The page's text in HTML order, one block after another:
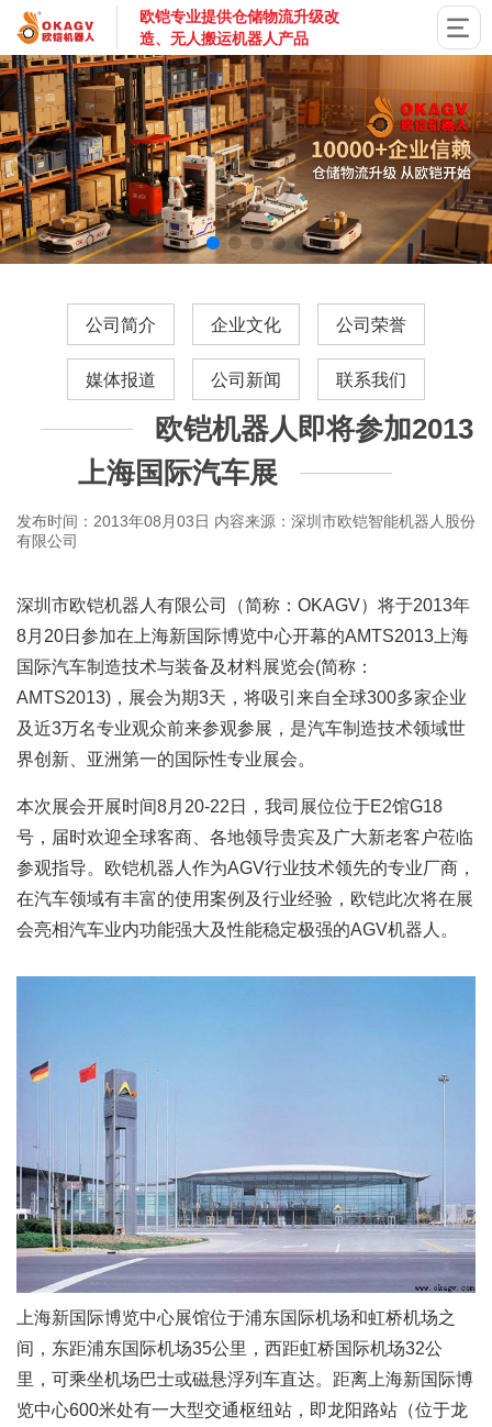
欧铠专业提供仓储物流升级改
造、无人搬运机器人产品
国家高新技术企业，深圳市专精特新企业，深耕AGV搬运机
公司简介 企业文化 公司荣誉
媒体报道 公司新闻 联系我们
欧铠机器人即将参加2013
上海国际汽车展
发布时间：2013年08月03日 内容来源：深圳市欧铠智能机器人股份
有限公司
深圳市欧铠机器人有限公司（简称：OKAGV）将于2013年
8月20日参加在上海新国际博览中心开幕的AMTS2013上海
国际汽车制造技术与装备及材料展览会(简称：
AMTS2013)，展会为期3天，将吸引来自全球300多家企业
及近3万名专业观众前来参观参展，是汽车制造技术领域世
界创新、亚洲第一的国际性专业展会。
本次展会开展时间8月20-22日，我司展位位于E2馆G18
号，届时欢迎全球客商、各地领导贵宾及广大新老客户莅临
参观指导。欧铠机器人作为AGV行业技术领先的专业厂商，
在汽车领域有丰富的使用案例及行业经验，欧铠此次将在展
会亮相汽车业内功能强大及性能稳定极强的AGV机器人。
上海新国际博览中心展馆位于浦东国际机场和虹桥机场之
间，东距浦东国际机场35公里，西距虹桥国际机场32公
里，可乘坐机场巴士或磁悬浮列车直达。距离上海新国际博
览中心600米处有一大型交通枢纽站，即龙阳路站（位于龙